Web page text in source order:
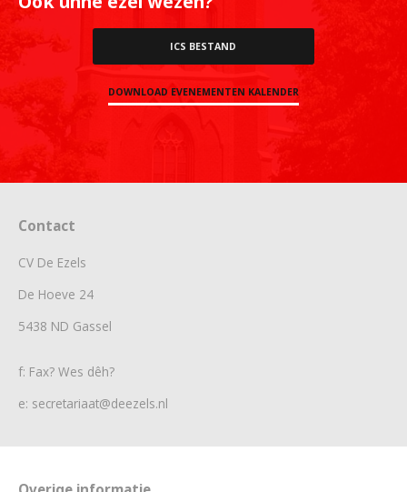
ICS BESTAND
DOWNLOAD EVENEMENTEN KALENDER
Contact
CV De Ezels
De Hoeve 24
5438 ND Gassel
f: Fax? Wes dêh?
e: secretariaat@deezels.nl